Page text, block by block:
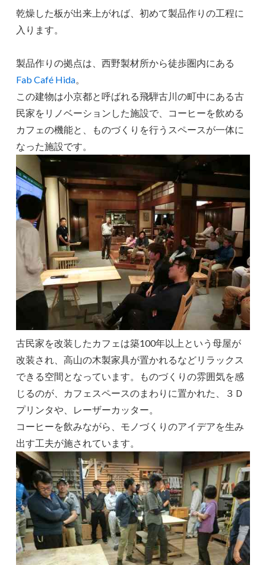
乾燥した板が出来上がれば、初めて製品作りの工程に
入ります。
製品作りの拠点は、西野製材所から徒歩圏内にある
Fab Café Hida
この建物は小京都と呼ばれる飛騨古川の町中にある古
民家をリノベーションした施設で、コーヒーを飲める
カフェの機能と、ものづくりを行うスペースが一体に
なった施設です。
古民家を改装したカフェは築100年以上という母屋が
改装され、高山の木製家具が置かれるなどリラックス
できる空間となっています。ものづくりの雰囲気を感
じるのが、カフェスペースのまわりに置かれた、３Ｄ
プリンタや、レーザーカッター。
コーヒーを飲みながら、モノづくりのアイデアを生み
出す工夫が施されています。